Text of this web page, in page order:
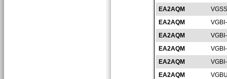
EA2AQM
EA2AQM
EA2AQM
EA2AQM
EA2AQM
EA2AQM